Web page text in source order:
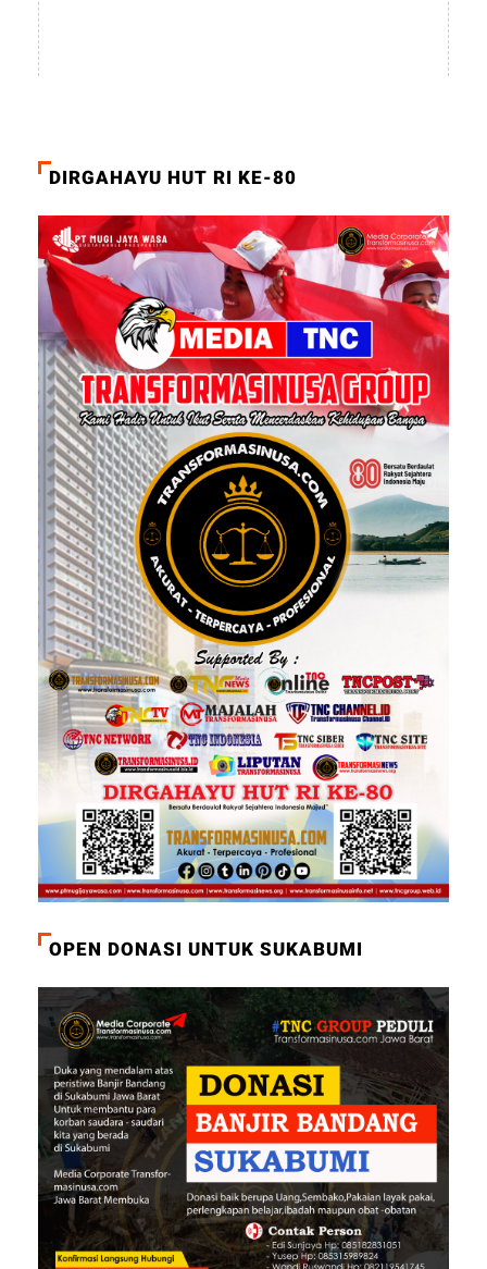
DIRGAHAYU HUT RI KE-80
OPEN DONASI UNTUK SUKABUMI